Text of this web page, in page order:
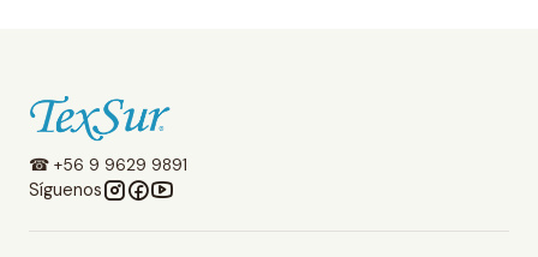
☎ +56 9 9629 9891
Síguenos